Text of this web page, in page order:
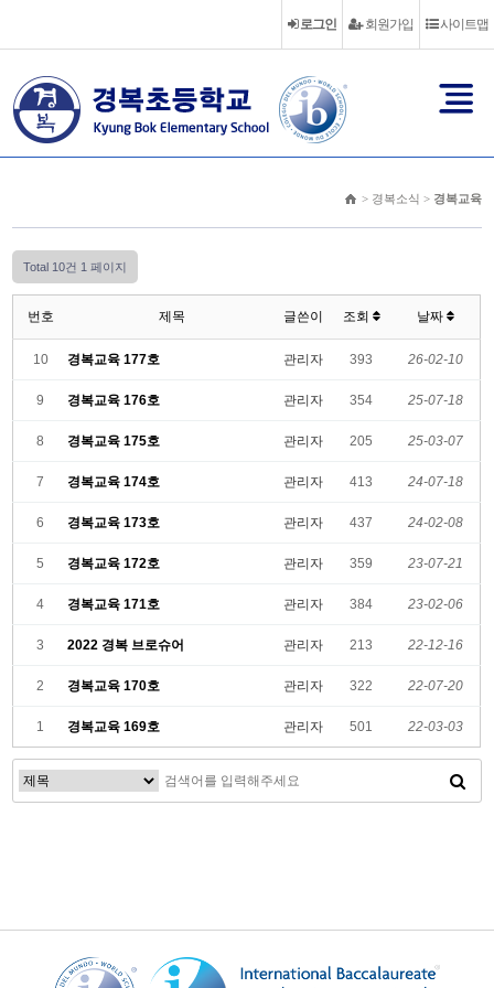
사이트맵
회원가입
로그인
> 경복소식 > 경복교육
Total 10건 1 페이지
번호 제목 글쓴이 조회 날짜
10 경복교육 177호 관리자 393 26-02-10
9 경복교육 176호 관리자 354 25-07-18
8 경복교육 175호 관리자 205 25-03-07
7 경복교육 174호 관리자 413 24-07-18
6 경복교육 173호 관리자 437 24-02-08
5 경복교육 172호 관리자 359 23-07-21
4 경복교육 171호 관리자 384 23-02-06
3 2022 경복 브로슈어 관리자 213 22-12-16
2 경복교육 170호 관리자 322 22-07-20
1 경복교육 169호 관리자 501 22-03-03